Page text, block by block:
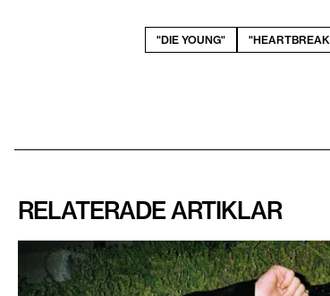
"DIE YOUNG"
RELATERADE ARTIKLAR